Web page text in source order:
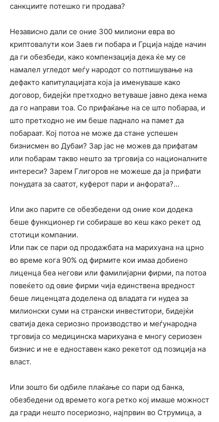
санкциите потешко ги продава?
Независно дали се оние 300 милиони евра во
криптовалути кои Заев ги побара и Грција најде начин
да ги обезбеди, како компензација дека ќе му се
намалел угледот меѓу народот со потпишување на
дефакто капитулацијата која ја именуваше како
договор, бидејќи претходно ветуваше јавно дека нема
да го направи тоа. Со прифаќање на се што побараа, и
што претходно не им беше паднало на памет да
побараат. Кој потоа не може да стане успешен
бизнисмен во Дубаи? Зар јас не можев да прифатам
или побарам такво нешто за трговија со националните
интереси? Зарем Глигоров не можеше да ја прифати
понудата за саатот, куферот пари и анфората?…
Или ако парите се обезбедени од оние кои додека
беше функционер ги собираше во кеш како рекет од
стотици компании.
Или пак се пари од продажбата на марихуана на црно
во време кога 90% од фирмите кои имаа добиено
лиценца беа негови или фамилијарни фирми, па потоа
повеќето од овие фирми чија единствена вредност
беше лиценцата доделена од владата ги нудеа за
милионски суми на странски инвеститори, бидејќи
сватија дека сериозно производство и меѓународна
трговија со медицинска марихуана е многу сериозен
бизнис и не е едноставен како рекетот од позиција на
власт.
Или зошто би одбиле плаќање со пари од банка,
обезбедени од времето кога ретко кој имаше можност
да гради нешто посериозно, најпрвин во Струмица, а